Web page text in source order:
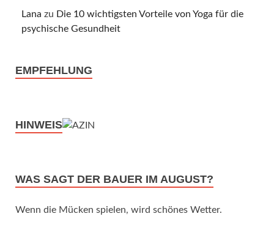
Lana zu Die 10 wichtigsten Vorteile von Yoga für die
psychische Gesundheit
EMPFEHLUNG
HINWEIS
WAS SAGT DER BAUER IM AUGUST?
Wenn die Mücken spielen, wird schönes Wetter.